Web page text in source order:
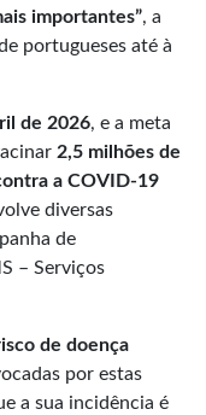
importantes”, a
portugueses até à
de 2026, e a meta
2,5 milhões de
a COVID-19
diversas
de
– Serviços
de doença
por estas
a sua incidência é